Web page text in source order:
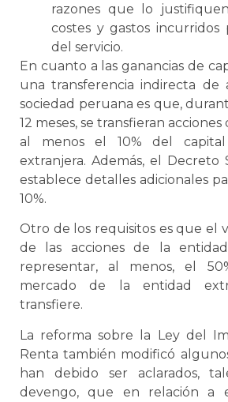
razones que lo
costes y gastos
del servicio.
En cuanto a las ganancias de
una transferencia indirecta de
sociedad peruana es que,
12 meses, se transfieran
al menos el 10% del
extranjera. Además, el Decreto
establece detalles adicionales
10%.
Otro de los requisitos es que el
de las acciones de la
representar, al menos, el
mercado de la entidad
transfiere.
La reforma sobre la Ley del
Renta también modificó
han debido ser aclarados,
devengo, que en relación a